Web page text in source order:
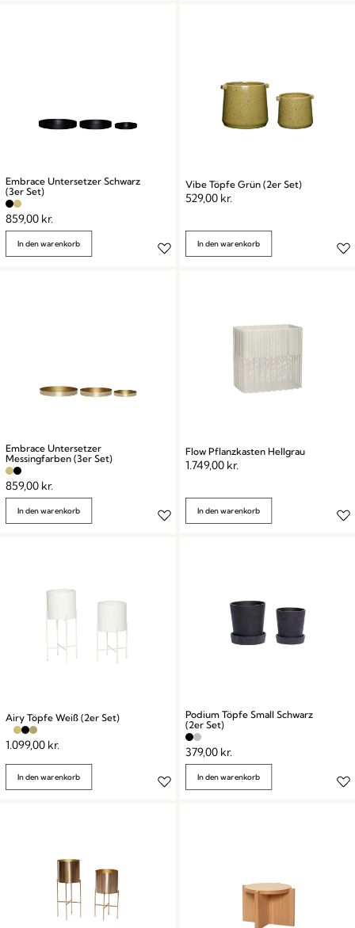
Embrace Untersetzer Schwarz
(3er Set)
859,00 kr.
In den warenkorb
Vibe Töpfe Grün (2er Set)
529,00 kr.
In den warenkorb
Embrace Untersetzer
Messingfarben (3er Set)
859,00 kr.
In den warenkorb
Flow Pflanzkasten Hellgrau
1.749,00 kr.
In den warenkorb
Airy Töpfe Weiß (2er Set)
1.099,00 kr.
In den warenkorb
Podium Töpfe Small Schwarz
(2er Set)
379,00 kr.
In den warenkorb